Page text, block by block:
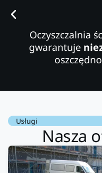
Oczyszczalnia
gwarantuje
Usługi
Nasza